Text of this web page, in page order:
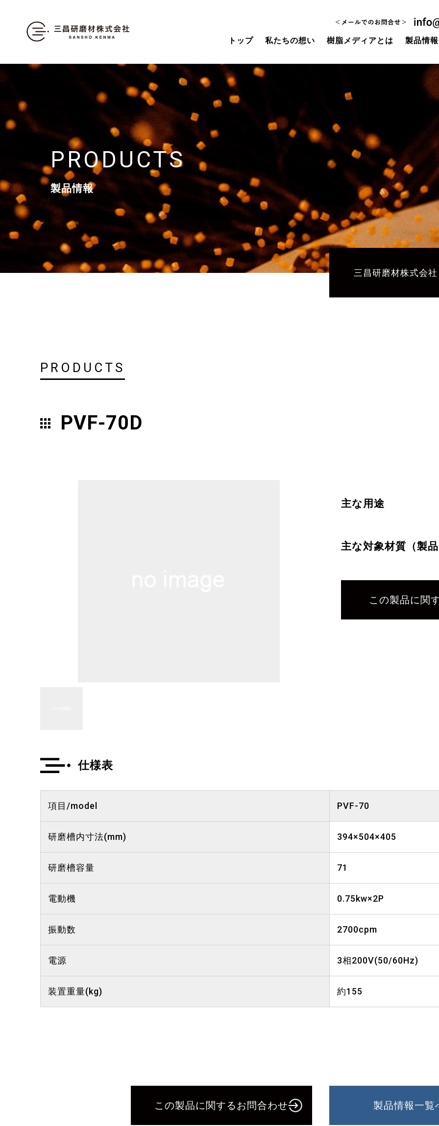
トップ 私たちの想い 樹脂メディアとは 製品情報
PRODUCTS
製品情報
三昌研磨材株式会社
PRODUCTS
PVF-70D
主な用途
主な対象材質（製
この製品に関
仕様表
項目/model PVF-70
研磨槽内寸法(mm) 394×504×405
研磨槽容量 71
電動機 0.75kw×2P
振動数 2700cpm
電源 3相200V(50/60Hz)
装置重量(kg) 約155
この製品に関するお問合わせ 製品情報一覧